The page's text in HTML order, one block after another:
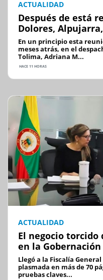
ACTUALIDAD
Después de está
Dolores,
En un principio esta
meses atrás, en el
Tolima, Adriana M...
HACE 11 HORAS
ACTUALIDAD
El negocio torcido
en la
Llegó a la Fiscalía
plasmada en más de 70
pruebas claves...